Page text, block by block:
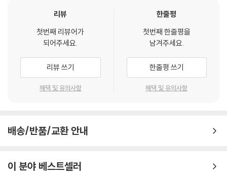
리뷰
첫번째 리뷰어가
되어주세요.
리뷰 쓰기
혜택 및 유의사항
한줄평
첫번째 한줄평을
남겨주세요.
한줄평 쓰기
혜택 및 유의사항
배송/반품/교환 안내
이 분야 베스트셀러